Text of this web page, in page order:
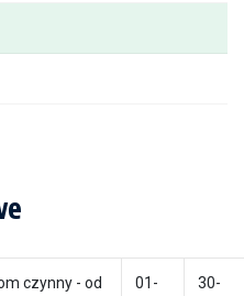
czynny - od
01-
30-